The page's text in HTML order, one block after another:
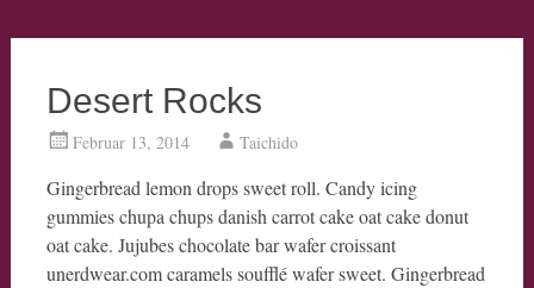
Desert Rocks
Februar 13, 2014 Taichido
Gingerbread lemon drops sweet roll. Candy icing
gummies chupa chups danish carrot cake oat cake donut
oat cake. Jujubes chocolate bar wafer croissant
unerdwear.com caramels soufflé wafer sweet. Gingerbread